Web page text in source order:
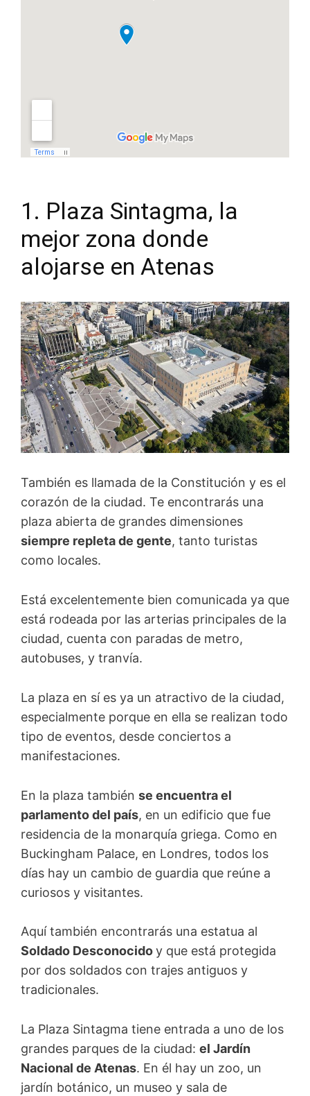
1. Plaza Sintagma, la
mejor zona donde
alojarse en Atenas
También es llamada de la Constitución y es el
corazón de la ciudad. Te encontrarás una
plaza abierta de grandes dimensiones
siempre repleta de gente, tanto turistas
como locales.
Está excelentemente bien comunicada ya que
está rodeada por las arterias principales de la
ciudad, cuenta con paradas de metro,
autobuses, y tranvía.
La plaza en sí es ya un atractivo de la ciudad,
especialmente porque en ella se realizan todo
tipo de eventos, desde conciertos a
manifestaciones.
En la plaza también se encuentra el
parlamento del país, en un edificio que fue
residencia de la monarquía griega. Como en
Buckingham Palace, en Londres, todos los
días hay un cambio de guardia que reúne a
curiosos y visitantes.
Aquí también encontrarás una estatua al
Soldado Desconocidoy que está protegida
por dos soldados con trajes antiguos y
tradicionales.
La Plaza Sintagma tiene entrada a uno de los
grandes parques de la ciudad: el Jardín
Nacional de Atenas. En él hay un zoo, un
jardín botánico, un museo y sala de